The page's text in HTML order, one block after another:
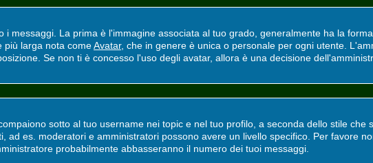
messaggi. La prima è l'immagine associata al tuo grado, generalmente ha la
più larga nota comeAvatar, che in genere è unica o personale per ogni utente.
Se non ti è concesso l'uso degli avatar, allora è una decisione
sotto al tuo username nei topic e nel tuo profilo, a seconda dello stile che
es. moderatori e amministratori possono avere un livello specifico. Per favore
probabilmente abbasseranno il numero dei tuoi messaggi.